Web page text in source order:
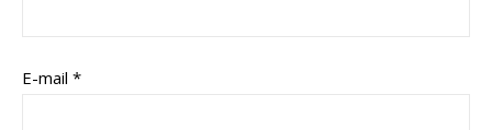
E-mail *